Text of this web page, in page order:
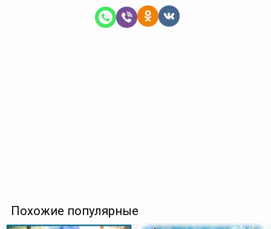
Похожие популярные